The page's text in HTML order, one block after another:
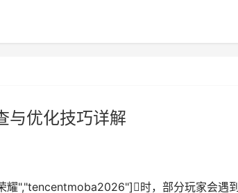
与优化技巧详解
","tencentmoba2026"]时，部分玩家会遇到